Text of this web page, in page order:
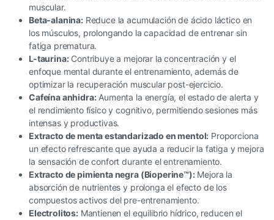
muscular.
Beta-alanina:Reduce la acumulación de ácido láctico en
los músculos, prolongando la capacidad de entrenar sin
fatiga prematura.
L-taurina:Contribuye a mejorar la concentración y el
enfoque mental durante el entrenamiento, además de
optimizar la recuperación muscular post-ejercicio.
Cafeína anhidra:Aumenta la energía, el estado de alerta y
el rendimiento físico y cognitivo, permitiendo sesiones más
intensas y productivas.
Extracto de menta estandarizado en mentol: Proporciona
un efecto refrescante que ayuda a reducir la fatiga y mejora
la sensación de confort durante el entrenamiento.
Extracto de pimienta negra (Bioperine™):Mejora la
absorción de nutrientes y prolonga el efecto de los
compuestos activos del pre-entrenamiento.
Electrolitos:Mantienen el equilibrio hídrico, reducen el